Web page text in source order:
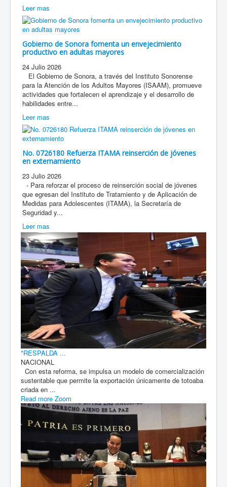
Leer mas
Gobierno de Sonora fomenta un envejecimiento
productivo en adultas mayores
24 Julio 2026
El Gobierno de Sonora, a través del Instituto Sonorense
para la Atención de los Adultos Mayores (ISAAM), promueve
actividades que fortalecen el aprendizaje y el desarrollo de
habilidades entre...
Leer mas
No. 0726180 Refuerza ITAMA reinserción de jóvenes
en externamiento
23 Julio 2026
- Para reforzar el proceso de reinserción social de jóvenes
que egresan del Instituto de Tratamiento y de Aplicación de
Medidas para Adolescentes (ITAMA), la Secretaría de
Seguridad y...
Leer mas
*RESPALDA ...
NACIONAL
Con esta reforma, se impulsa un modelo de comercialización
sustentable que permite la exportación únicamente de totoaba
criada en ...
Read more Zoom